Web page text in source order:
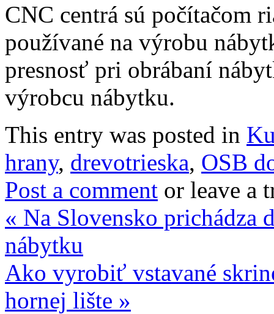
CNC centrá sú počítačom
používané na výrobu
presnosť pri obrábaní
výrobcu nábytku.
This entry was posted in
hrany, drevotrieska, OSB
Post a comment or leave a
« Na Slovensko prichádza
nábytku
Ako vyrobiť vstavané
hornej lište »